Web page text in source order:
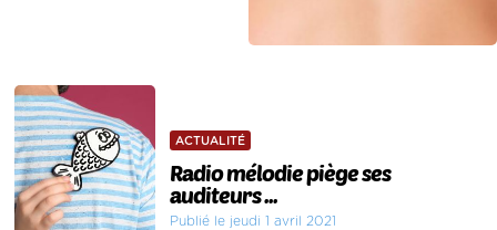
ACTUALITÉ
Radio mélodie piège ses
auditeurs ...
Publié le jeudi 1 avril 2021